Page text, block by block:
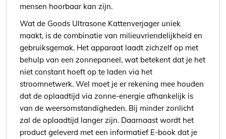
mensen hoorbaar kan zijn.
Wat de Goods Ultrasone Kattenverjager uniek
maakt, is de combinatie van milieuvriendelijkheid en
gebruiksgemak. Het apparaat laadt zichzelf op met
behulp van een zonnepaneel, wat betekent dat je het
niet constant hoeft op te laden via het
stroomnetwerk. Wel moet je er rekening mee houden
dat de oplaadtijd via zonne-energie afhankelijk is
van de weersomstandigheden. Bij minder zonlicht
zal de oplaadtijd langer zijn. Daarnaast wordt het
product geleverd met een informatief E-book dat je